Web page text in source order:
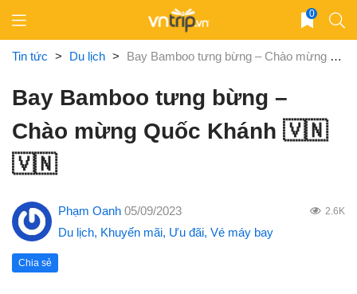
content
0
Tin tức > Du lịch > Bay Bamboo tưng bừng – Chào mừng Quốc Khánh 🇻🇳🇻🇳
Bay Bamboo tưng bừng –
Chào mừng Quốc Khánh 🇻🇳
🇻🇳
Phạm Oanh 05/09/2023 2.6K
Du lịch, Khuyến mãi, Ưu đãi, Vé máy bay
Chia sẻ